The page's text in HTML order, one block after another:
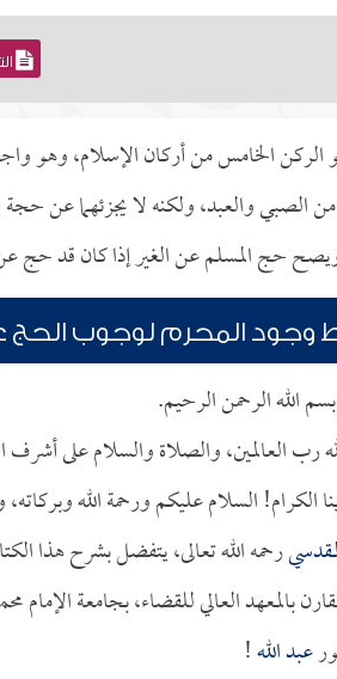
الركن الخامس من أركان الإسلام، وهو
الصبي والعبد، ولكنه لا يجزئهما عن
حج المسلم عن الغير إذا كان قد حج عن
وجود المحرم لوجوب الحج
الله الرحمن الرحيم.
رب العالمين، والصلاة والسلام على أشرف
الكرام! السلام عليكم ورحمة الله
رحمه الله تعالى، يتفضل بشرح هذا
بالمعهد العالي للقضاء، بجامعة
عبد الله!